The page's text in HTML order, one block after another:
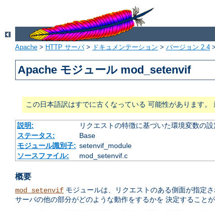
Apache > HTTP サーバ> ドキュメンテーション > バージョン 2.4 >
Apache モジュール mod_setenvif
この日本語訳はすでに古くなっている 可能性があります。
説明:
リクエストの特徴に基づいた環境変数の
ステータス:
Base
モジュール識別子: setenvif_module
ソースファイル:
mod_setenvif.c
概要
mod_setenvif モジュールは、リクエストのある側面が指定
サーバの他の部分がどのような動作をするかを 決定することが